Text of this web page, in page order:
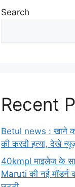
Search
Recent
Betul news : खाने
की करदी हत्या, देखे
40kmpl माइलेज के
Maruti की नई मॉडर्न